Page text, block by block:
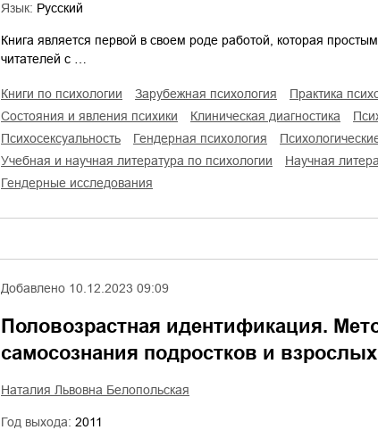
Язык: Русский
Книга является первой в своем роде работой, которая
читателей с …
книги по психологии зарубежная психология практика
состояния и явления психики
клиническая диагностика
психосексуальность
гендерная психология
учебная и научная литература по психологии
научная
гендерные исследования
Добавлено 10.12.2023 09:09
Половозрастная идентификация.
самосознания подростков и
Наталия Львовна Белопольская
Год выхода: 2011